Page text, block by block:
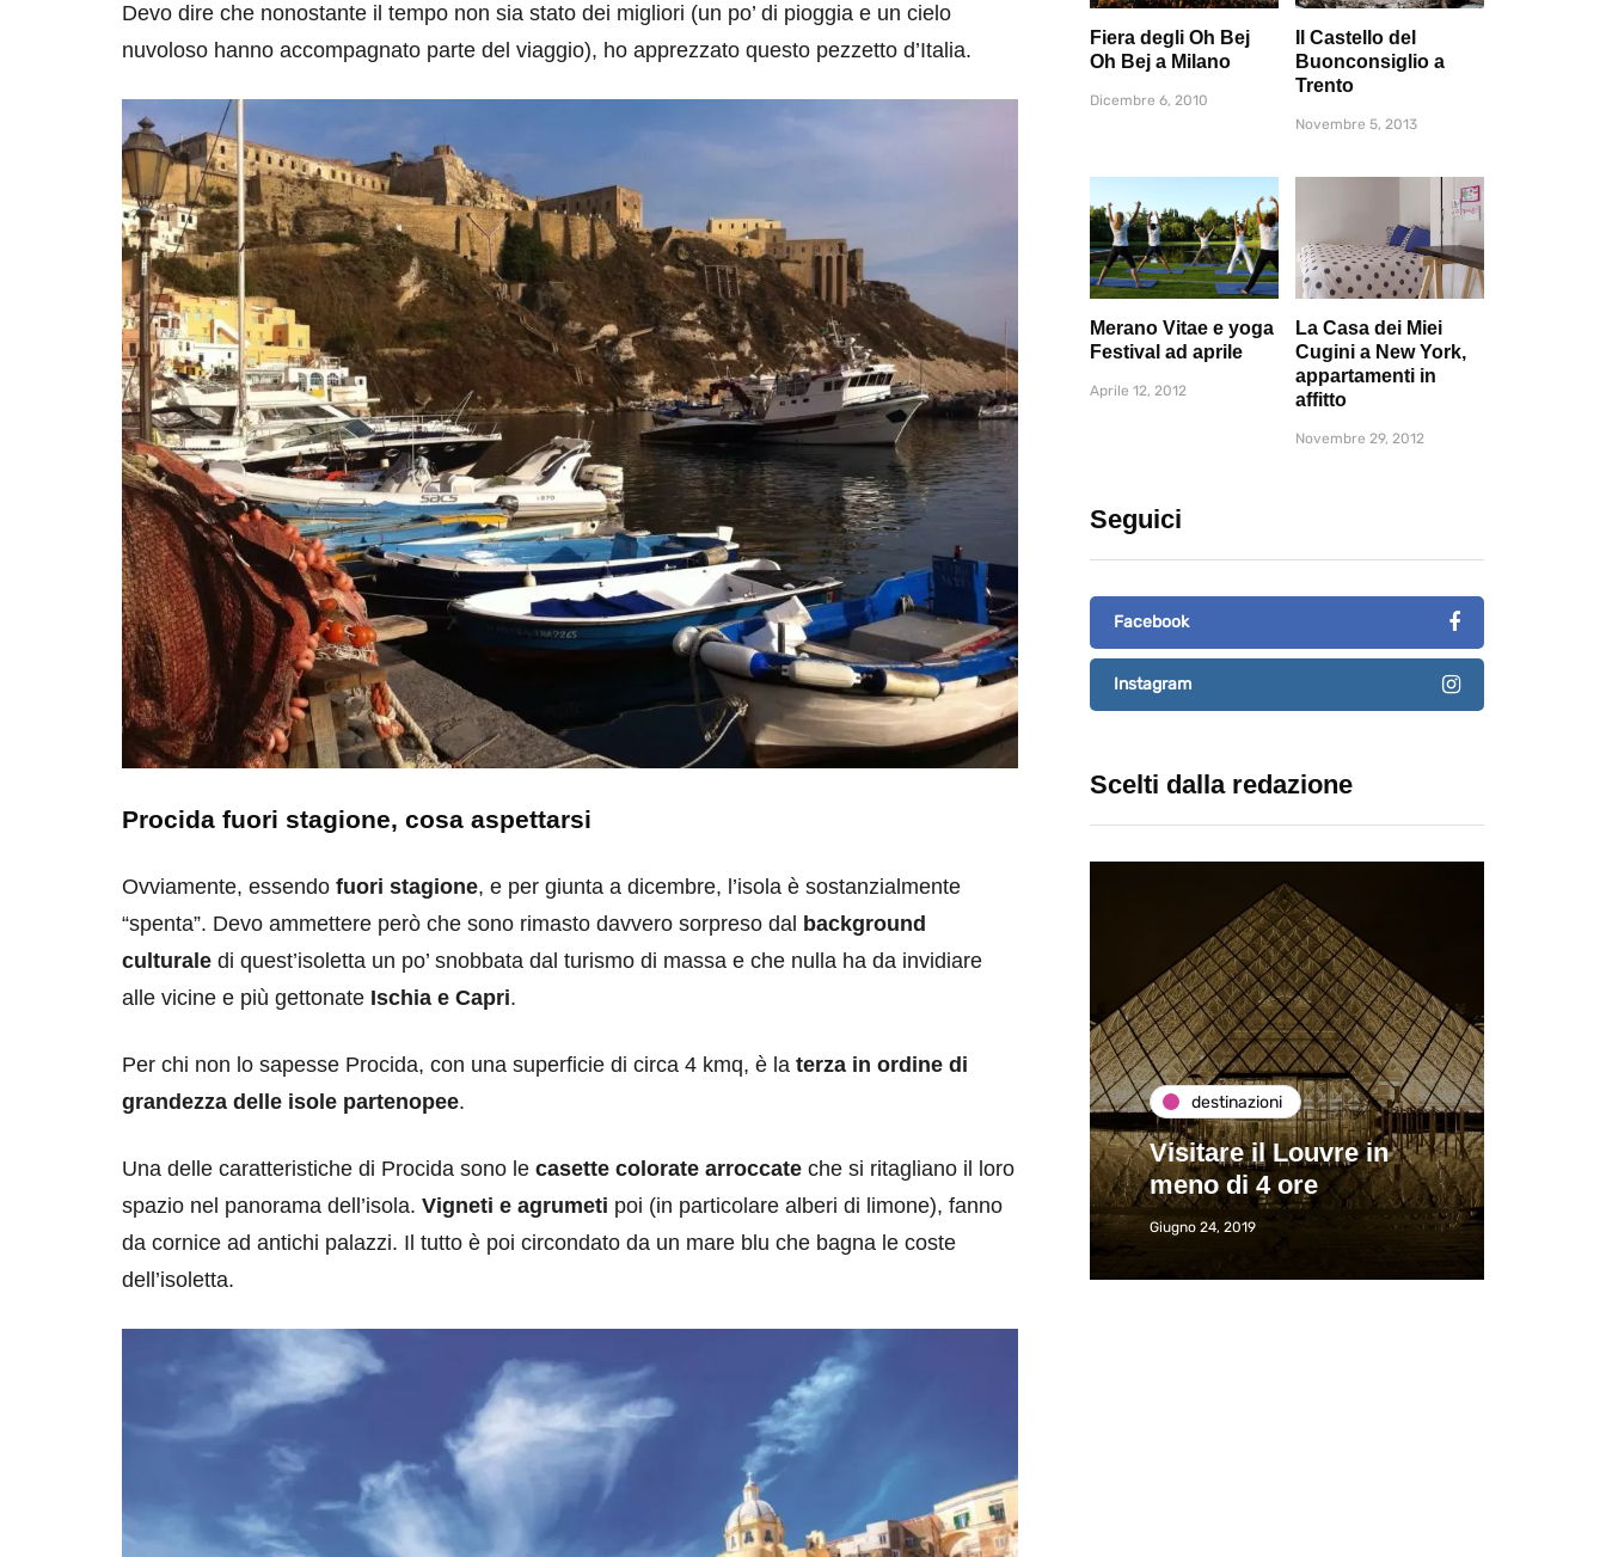
Devo dire che nonostante il tempo non sia stato dei migliori (un po’ di pioggia e un cielo
nuvoloso hanno accompagnato parte del viaggio), ho apprezzato questo pezzetto d’Italia.
Procida fuori stagione, cosa aspettarsi
Ovviamente, essendo fuori stagione, e per giunta a dicembre, l’isola è sostanzialmente
“spenta”. Devo ammettere però che sono rimasto davvero sorpreso dal background
culturale di quest’isoletta un po’ snobbata dal turismo di massa e che nulla ha da invidiare
alle vicine e più gettonate Ischia e Capri.
Per chi non lo sapesse Procida, con una superficie di circa 4 kmq, è la terza in ordine di
grandezza delle isole partenopee.
Una delle caratteristiche di Procida sono le casette colorate arroccate che si ritagliano il loro
spazio nel panorama dell’isola. Vigneti e agrumeti poi (in particolare alberi di limone), fanno
da cornice ad antichi palazzi. Il tutto è poi circondato da un mare blu che bagna le coste
dell’isoletta.
Fiera degli Oh Bej
Oh Bej a Milano
Dicembre 6, 2010
Il Castello del
Buonconsiglio a
Trento
Novembre 5, 2013
Merano Vitae e yoga
Festival ad aprile
Aprile 12, 2012
La Casa dei Miei
Cugini a New York,
appartamenti in
affitto
Novembre 29, 2012
Seguici
Facebook
Instagram
Scelti dalla redazione
il Louvre in
di 4 ore
destinazioni
Paros e la Grecia di
Immaturi il Viaggio
Eventi di aprile 2026 a
Rimini e dintorni
destinazioni
Visitare il Louvre in
meno di 4 ore
Giugno 24, 2019